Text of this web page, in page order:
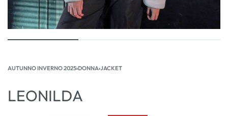
AUTUNNO INVERNO 2025›DONNA›JACKET
LEONILDA